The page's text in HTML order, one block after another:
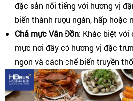
đặc sản nổi tiếng với hương vị
biến thành rượu ngán, hấp hoặc
Chả mực Vân Đồn: Khác biệt với
mực nơi đây có hương vị đặc
ngon và cách chế biến truyền